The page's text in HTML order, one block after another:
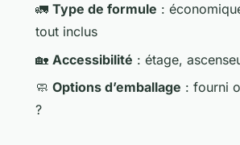
🚛 Type de formule :
tout inclus
🏡 Accessibilité : étage,
🧼 Options d’emballage : fourni
?